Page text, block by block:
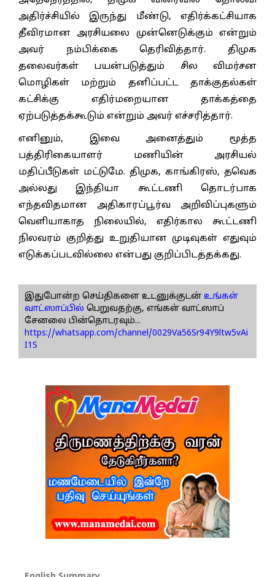
அதிர்ச்சியில் இருந்து மீண்டு, எதிர்க்கட்சியாக
தீவிரமான அரசியலை முன்னெடுக்கும் என்றும்
அவர் நம்பிக்கை தெரிவித்தார். திமுக
தலைவர்கள் பயன்படுத்தும் சில விமர்சன
மொழிகள் மற்றும் தனிப்பட்ட தாக்குதல்கள்
கட்சிக்கு எதிர்மறையான தாக்கத்தை
ஏற்படுத்தக்கூடும் என்றும் அவர் எச்சரித்தார்.
எனினும், இவை அனைத்தும் மூத்த
பத்திரிகையாளர் மணியின் அரசியல்
மதிப்பீடுகள் மட்டுமே. திமுக, காங்கிரஸ், தவெக
அல்லது இந்தியா கூட்டணி தொடர்பாக
எந்தவிதமான அதிகாரப்பூர்வ அறிவிப்புகளும்
வெளியாகாத நிலையில், எதிர்கால கூட்டணி
நிலவரம் குறித்து உறுதியான முடிவுகள் எதுவும்
எடுக்கப்படவில்லை என்பது குறிப்பிடத்தக்கது.
இதுபோன்ற செய்திகளை உடனுக்குடன் உங்கள்
வாட்ஸாப்பில் பெறுவதற்கு, எங்கள் வாட்ஸாப்
சேனலை பின்தொடரவும்...
https://whatsapp.com/channel/0029Va56Sr94Y9ltw5vAi
I1S